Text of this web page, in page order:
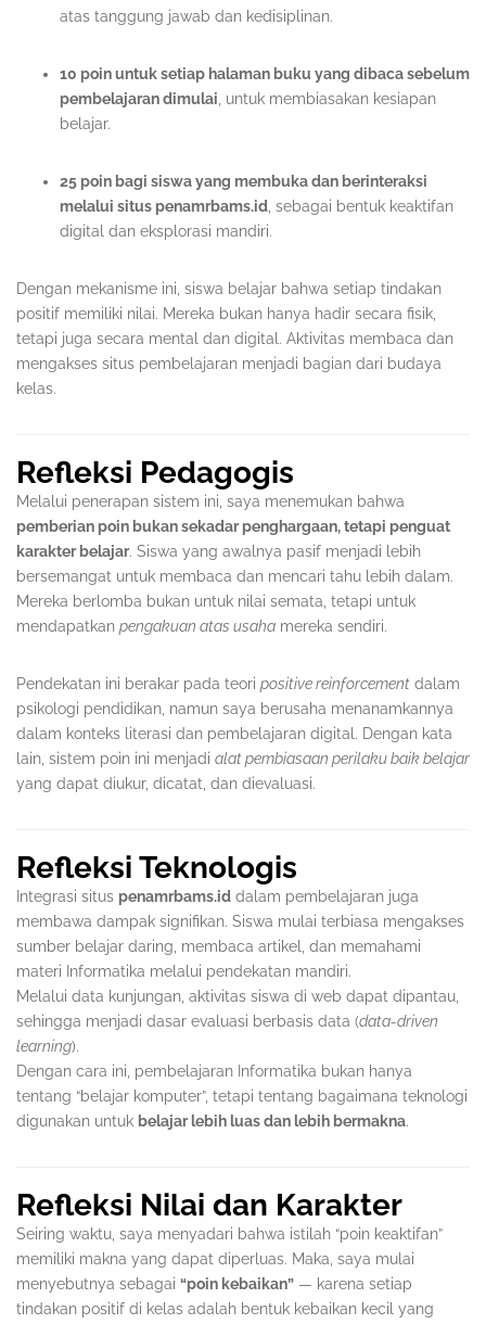
atas tanggung jawab dan kedisiplinan.
10 poin untuk setiap halaman buku yang dibaca sebelum
pembelajaran dimulai, untuk membiasakan kesiapan
belajar.
25 poin bagi siswa yang membuka dan berinteraksi
melalui situs penamrbams.id, sebagai bentuk keaktifan
digital dan eksplorasi mandiri.
Dengan mekanisme ini, siswa belajar bahwa setiap tindakan
positif memiliki nilai. Mereka bukan hanya hadir secara fisik,
tetapi juga secara mental dan digital. Aktivitas membaca dan
mengakses situs pembelajaran menjadi bagian dari budaya
kelas.
Refleksi Pedagogis
Melalui penerapan sistem ini, saya menemukan bahwa
pemberian poin bukan sekadar penghargaan, tetapi penguat
karakter belajar. Siswa yang awalnya pasif menjadi lebih
bersemangat untuk membaca dan mencari tahu lebih dalam.
Mereka berlomba bukan untuk nilai semata, tetapi untuk
mendapatkan pengakuan atas usaha mereka sendiri.
Pendekatan ini berakar pada teori positive reinforcement dalam
psikologi pendidikan, namun saya berusaha menanamkannya
dalam konteks literasi dan pembelajaran digital. Dengan kata
lain, sistem poin ini menjadi alat pembiasaan perilaku baik belajar
yang dapat diukur, dicatat, dan dievaluasi.
Refleksi Teknologis
Integrasi situs penamrbams.id dalam pembelajaran juga
membawa dampak signifikan. Siswa mulai terbiasa mengakses
sumber belajar daring, membaca artikel, dan memahami
materi Informatika melalui pendekatan mandiri.
Melalui data kunjungan, aktivitas siswa di web dapat dipantau,
sehingga menjadi dasar evaluasi berbasis data (data-driven
learning).
Dengan cara ini, pembelajaran Informatika bukan hanya
tentang “belajar komputer”, tetapi tentang bagaimana teknologi
digunakan untuk belajar lebih luas dan lebih bermakna.
Refleksi Nilai dan Karakter
Seiring waktu, saya menyadari bahwa istilah “poin keaktifan”
memiliki makna yang dapat diperluas. Maka, saya mulai
menyebutnya sebagai “poin kebaikan” — karena setiap
tindakan positif di kelas adalah bentuk kebaikan kecil yang